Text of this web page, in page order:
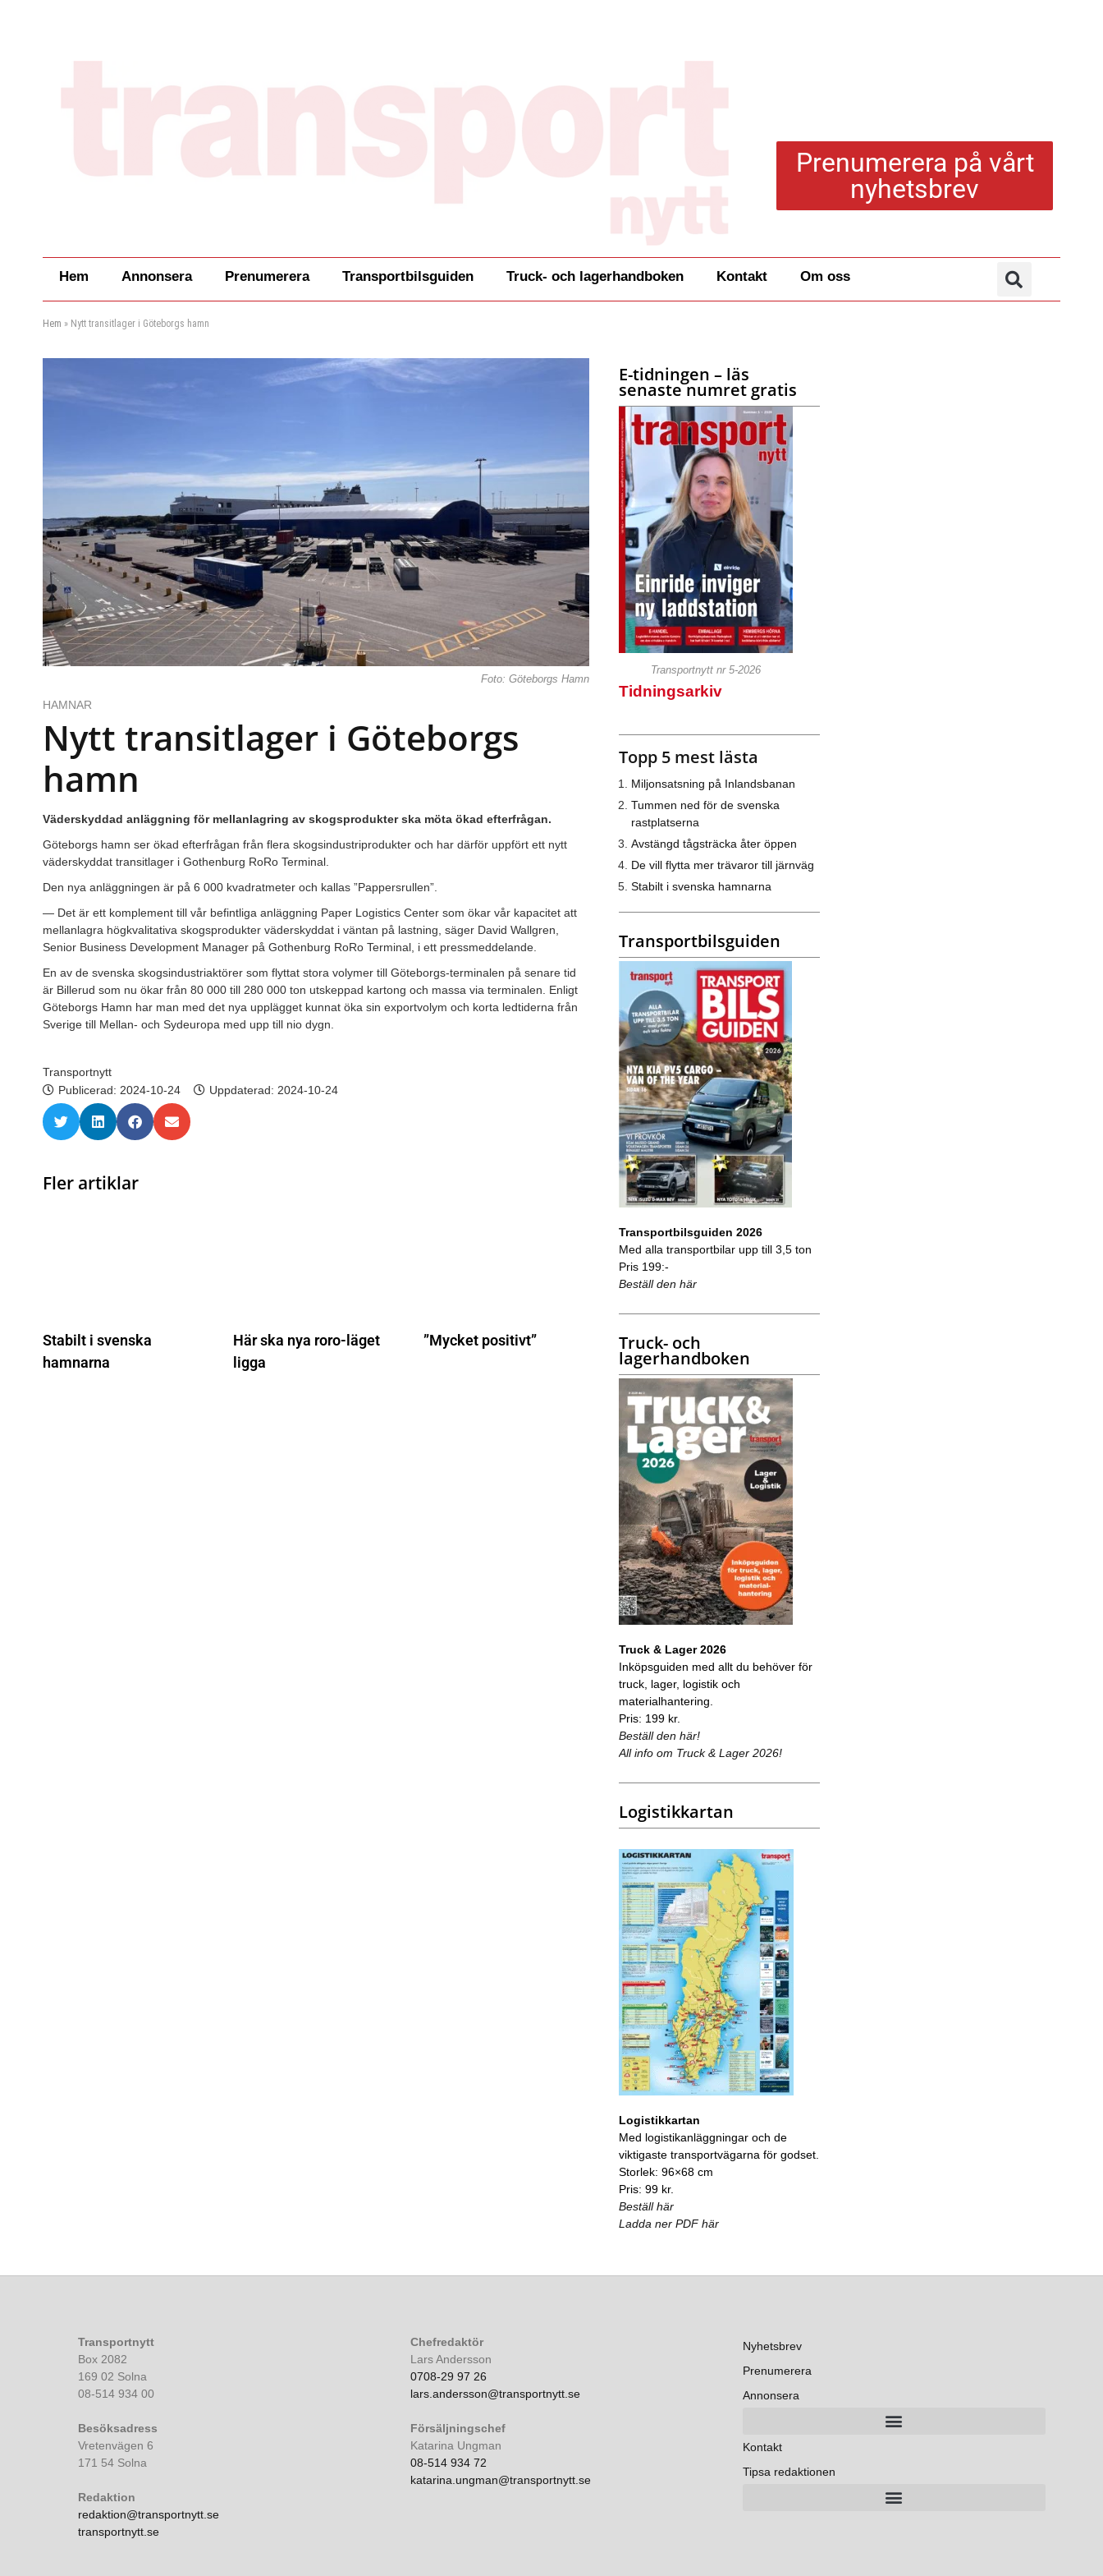
Prenumerera på vårt
nyhetsbrev
Hem Annonsera Prenumerera Transportbilsguiden Truck- och lagerhandboken Kontakt Om oss
Hem » Nytt transitlager i Göteborgs hamn
Foto: Göteborgs Hamn
HAMNAR
Nytt transitlager i Göteborgs
hamn
Väderskyddad anläggning för mellanlagring av skogsprodukter ska möta ökad efterfrågan.
Göteborgs hamn ser ökad efterfrågan från flera skogsindustriprodukter och har därför uppfört ett nytt
väderskyddat transitlager i Gothenburg RoRo Terminal.
Den nya anläggningen är på 6 000 kvadratmeter och kallas ”Pappersrullen”.
— Det är ett komplement till vår befintliga anläggning Paper Logistics Center som ökar vår kapacitet att
mellanlagra högkvalitativa skogsprodukter väderskyddat i väntan på lastning, säger David Wallgren,
Senior Business Development Manager på Gothenburg RoRo Terminal, i ett pressmeddelande.
En av de svenska skogsindustriaktörer som flyttat stora volymer till Göteborgs-terminalen på senare tid
är Billerud som nu ökar från 80 000 till 280 000 ton utskeppad kartong och massa via terminalen. Enligt
Göteborgs Hamn har man med det nya upplägget kunnat öka sin exportvolym och korta ledtiderna från
Sverige till Mellan- och Sydeuropa med upp till nio dygn.
Transportnytt
Publicerad: 2024-10-24 Uppdaterad: 2024-10-24
Fler artiklar
Stabilt i svenska
hamnarna
Här ska nya roro-läget
ligga
”Mycket positivt”
E-tidningen – läs
senaste numret gratis
Transportnytt nr 5-2026
Tidningsarkiv
Topp 5 mest lästa
Miljonsatsning på Inlandsbanan
Tummen ned för de svenska
rastplatserna
Avstängd tågsträcka åter öppen
De vill flytta mer trävaror till järnväg
Stabilt i svenska hamnarna
Transportbilsguiden
Transportbilsguiden 2026
Med alla transportbilar upp till 3,5 ton
Pris 199:-
Beställ den här
Truck- och
lagerhandboken
Truck & Lager 2026
Inköpsguiden med allt du behöver för
truck, lager, logistik och
materialhantering.
Pris: 199 kr.
Beställ den här!
All info om Truck & Lager 2026!
Logistikkartan
Logistikkartan
Med logistikanläggningar och de
viktigaste transportvägarna för godset.
Storlek: 96×68 cm
Pris: 99 kr.
Beställ här
Ladda ner PDF här
Transportnytt
Box 2082
169 02 Solna
08-514 934 00
Besöksadress
Vretenvägen 6
171 54 Solna
Redaktion
redaktion@transportnytt.se
transportnytt.se
Chefredaktör
Lars Andersson
0708-29 97 26
lars.andersson@transportnytt.se
Försäljningschef
Katarina Ungman
08-514 934 72
katarina.ungman@transportnytt.se
Nyhetsbrev
Prenumerera
Annonsera
Kontakt
Tipsa redaktionen